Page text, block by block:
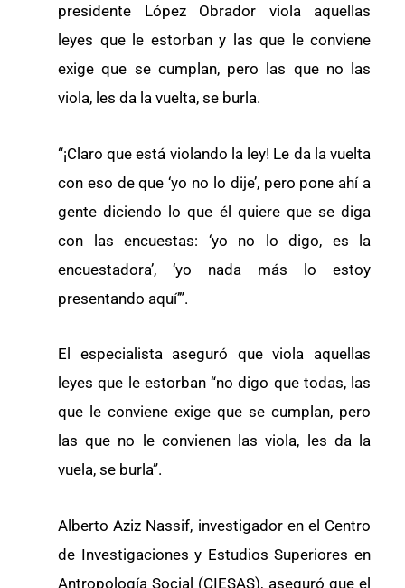
presidente López Obrador viola aquellas
leyes que le estorban y las que le conviene
exige que se cumplan, pero las que no las
viola, les da la vuelta, se burla.
“¡Claro que está violando la ley! Le da la vuelta
con eso de que ‘yo no lo dije’, pero pone ahí a
gente diciendo lo que él quiere que se diga
con las encuestas: ‘yo no lo digo, es la
encuestadora’, ‘yo nada más lo estoy
presentando aquí’”.
El especialista aseguró que viola aquellas
leyes que le estorban “no digo que todas, las
que le conviene exige que se cumplan, pero
las que no le convienen las viola, les da la
vuela, se burla”.
Alberto Aziz Nassif, investigador en el Centro
de Investigaciones y Estudios Superiores en
Antropología Social (CIESAS), aseguró que el